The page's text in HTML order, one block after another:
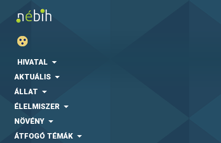
HIVATAL
AKTUÁLIS
ÁLLAT
ÉLELMISZER
NÖVÉNY
ÁTFOGÓ TÉMÁK